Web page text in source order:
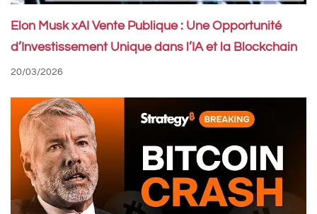
Elon Musk xAI Vente Publique : Une Opportunité
d’Investissement Unique dans l’IA et la Blockchain
20/03/2026